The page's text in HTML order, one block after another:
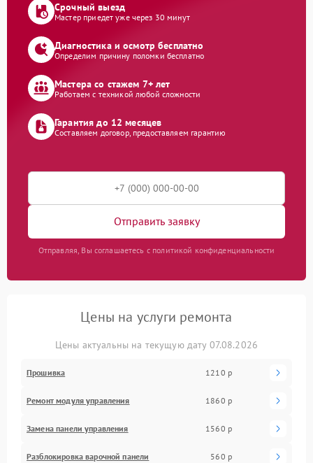
Срочный выезд
Мастер приедет уже через 30 минут
Диагностика и осмотр бесплатно
Определим причину поломки бесплатно
Мастера со стажем 7+ лет
Работаем с техникой любой сложности
Гарантия до 12 месяцев
Составляем договор, предоставляем гарантию
Отправить заявку
Отправляя, Вы соглашаетесь с политикой конфиденциальности
Цены на услуги ремонта
Цены актуальны на текущую дату 07.08.2026
Прошивка 1210 р
Ремонт модуля управления 1860 р
Замена панели управления 1560 р
Разблокировка варочной панели 560 р